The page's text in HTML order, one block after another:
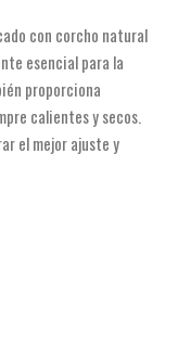
con corcho natural
esencial para la
proporciona
calientes y secos.
el mejor ajuste y